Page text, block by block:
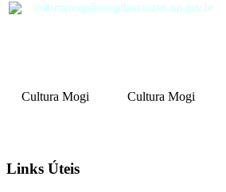
culturamogi@mogidascruzes.sp.gov.br
Cultura Mogi Cultura Mogi
Links Úteis